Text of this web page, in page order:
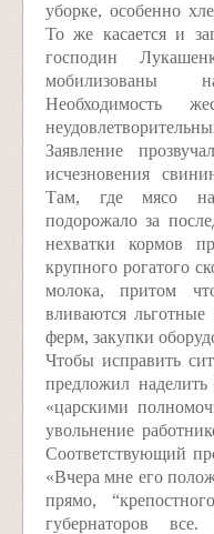
уборке, особенно
То же касается и
господин
мобилизованы
Необходимость
Заявление
исчезновения
Там, где мясо на
подорожало за
нехватки кормов
крупного рогатого
молока, притом
вливаются льготные
ферм, закупки
Чтобы исправить
предложил наделить
«царскими
увольнение
Соответствующий
«Вчера мне его
прямо,
губернаторов